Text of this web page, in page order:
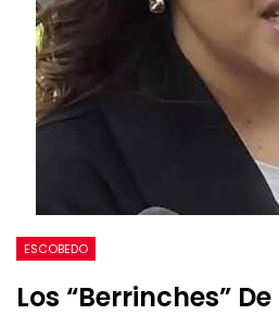
ESCOBEDO
Los “berrinches”